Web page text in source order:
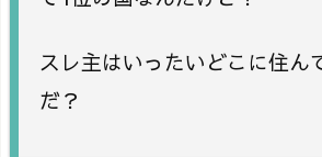
スレ主はいったいどこに住ん
だ？